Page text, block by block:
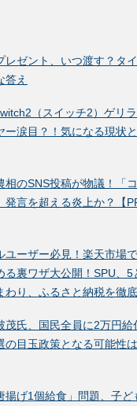
レゼント、いつ渡す？タ
答え
（スイッチ2）ゲリ
ー涙目？！気になる現状
相のSNS投稿が物議！「
発言を超える炎上か？【
ユーザー必見！楽天市場
る裏ワザ大公開！SPU、5
わり、ふるさと納税を徹
茂氏、国民全員に2万円給
の目玉政策となる可能性
揚げ1個給食」問題、子ど